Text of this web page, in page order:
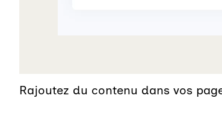
Rajoutez du contenu dans vos